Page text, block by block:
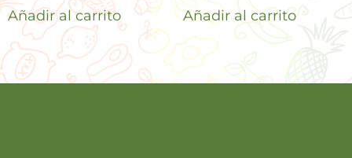
Añadir al carrito Añadir al carrito